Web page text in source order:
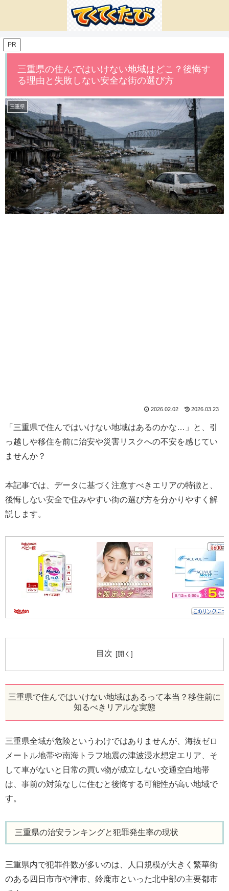
PR
三重県の住んではいけない地域はどこ？後悔す
る理由と失敗しない安全な街の選び方
三重県
2026.02.02 2026.03.23
「三重県で住んではいけない地域はあるのかな…」と、引
っ越しや移住を前に治安や災害リスクへの不安を感じてい
ませんか？
本記事では、データに基づく注意すべきエリアの特徴と、
後悔しない安全で住みやすい街の選び方を分かりやすく解
説します。
目次
三重県で住んではいけない地域はあるって本当？移住前に
知るべきリアルな実態
三重県全域が危険というわけではありませんが、海抜ゼロ
メートル地帯や南海トラフ地震の津波浸水想定エリア、そ
して車がないと日常の買い物が成立しない交通空白地帯
は、事前の対策なしに住むと後悔する可能性が高い地域で
す。
三重県の治安ランキングと犯罪発生率の現状
三重県内で犯罪件数が多いのは、人口規模が大きく繁華街
のある四日市市や津市、鈴鹿市といった北中部の主要都市